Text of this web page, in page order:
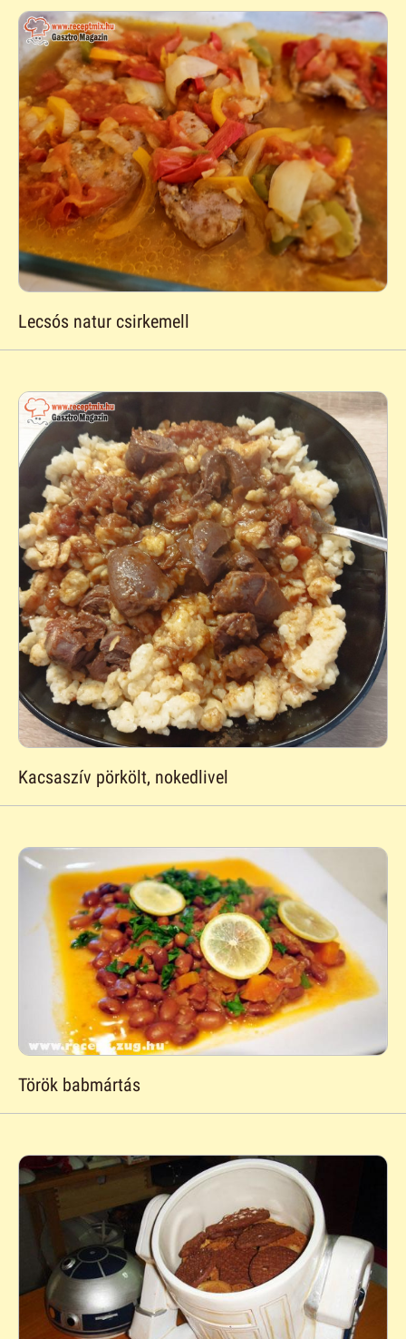
Lecsós natur csirkemell
Kacsaszív pörkölt, nokedlivel
Török babmártás